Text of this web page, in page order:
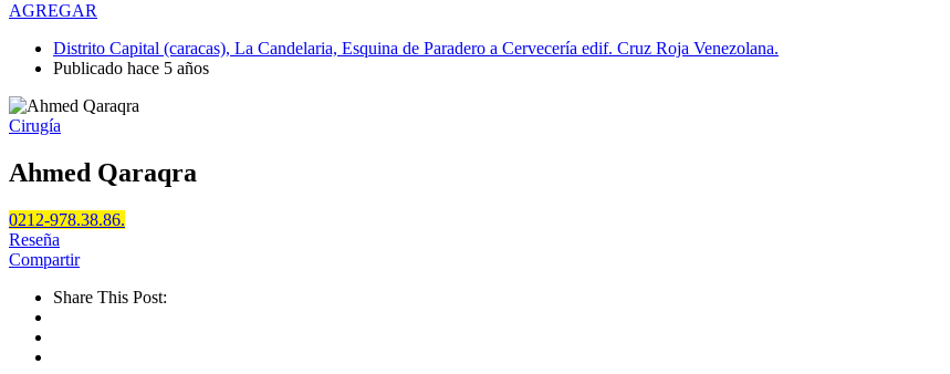
AGREGAR
Distrito Capital (caracas), La Candelaria, Esquina de Paradero a Cervecería edif. Cruz Roja Venezolana.
Publicado hace 5 años
Cirugía
Ahmed Qaraqra
0212-978.38.86.
Reseña
Compartir
Share This Post: